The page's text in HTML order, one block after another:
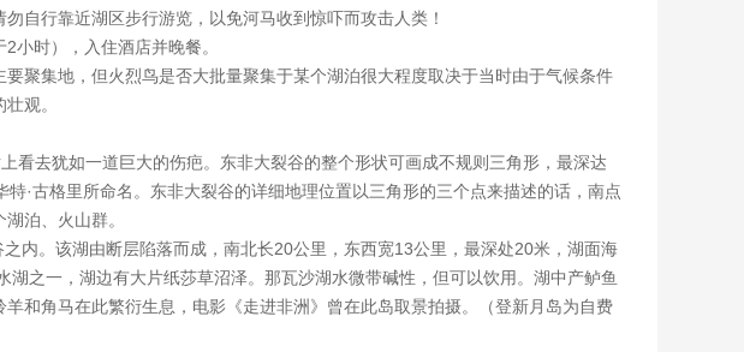
自行靠近湖区步行游览，以免河马收到惊吓而攻击人类！
小时），入住酒店并晚餐。
聚集地，但火烈鸟是否大批量聚集于某个湖泊很大程度取决于当时由于气候条件
观。
看去犹如一道巨大的伤疤。东非大裂谷的整个形状可画成不规则三角形，最深达
·古格里所命名。东非大裂谷的详细地理位置以三角形的三个点来描述的话，南点
泊、火山群。
内。该湖由断层陷落而成，南北长20公里，东西宽13公里，最深处20米，湖面海
之一，湖边有大片纸莎草沼泽。那瓦沙湖水微带碱性，但可以饮用。湖中产鲈鱼
和角马在此繁衍生息，电影《走进非洲》曾在此岛取景拍摄。（登新月岛为自费